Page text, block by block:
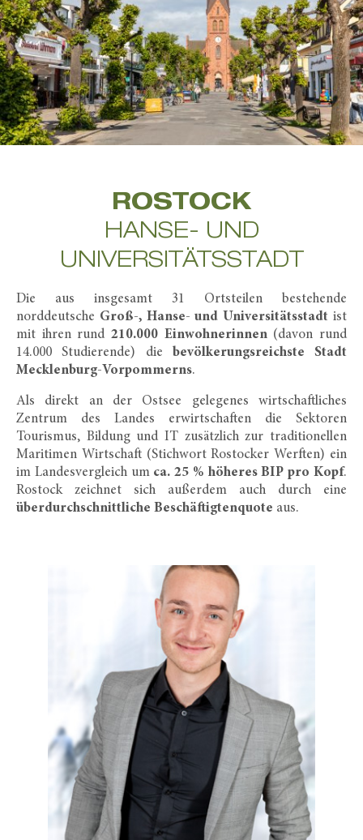
ROSTOCK
HANSE- UND
UNIVERSITÄTSSTADT
Die aus insgesamt 31 Ortsteilen bestehende
norddeutsche Groß-, Hanse- und Universitätsstadt ist
mit ihren rund 210.000 Einwohnerinnen(davon rund
14.000 Studierende) die bevölkerungsreichste Stadt
Mecklenburg-Vorpommerns.
Als direkt an der Ostsee gelegenes wirtschaftliches
Zentrum des Landes erwirtschaften die Sektoren
Tourismus, Bildung und IT zusätzlich zur traditionellen
Maritimen Wirtschaft (Stichwort Rostocker Werften) ein
im Landesvergleich um ca. 25 % höheres BIP pro Kopf.
Rostock zeichnet sich außerdem auch durch eine
überdurchschnittliche Beschäftigtenquote aus.